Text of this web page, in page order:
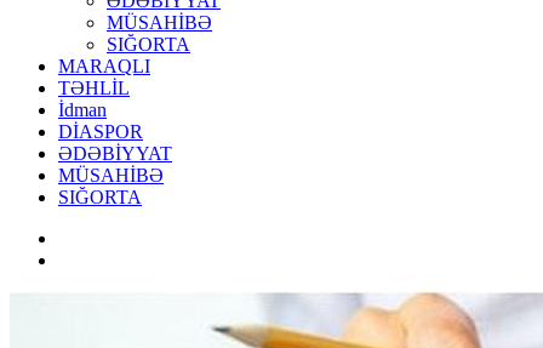
MÜSAHİBƏ
SIĞORTA
MARAQLI
TƏHLİL
İdman
DİASPOR
ƏDƏBİYYAT
MÜSAHİBƏ
SIĞORTA